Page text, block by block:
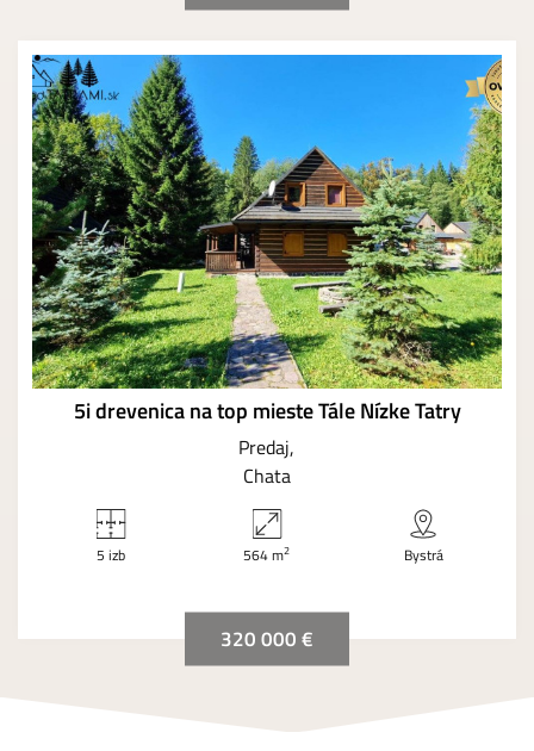
5i drevenica na top mieste Tále Nízke Tatry
Predaj
Chata
5 izb 564 m2 Bystrá
320 000 €